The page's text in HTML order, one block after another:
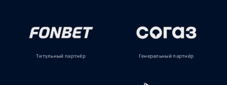
Титульный партнёр Генеральный партнёр